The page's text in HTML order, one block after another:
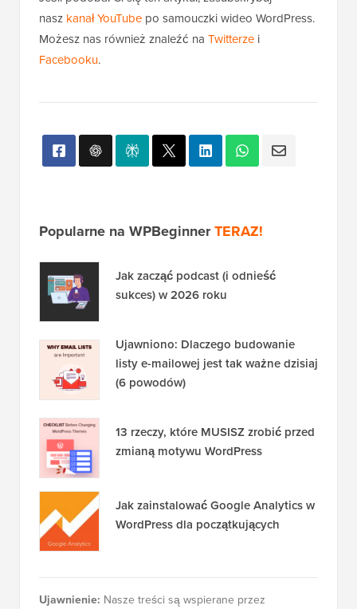
nasz kanał YouTube po samouczki wideo WordPress.
Możesz nas również znaleźć na Twitterze i
Facebooku.
Popularne na WPBeginnerTERAZ!
Jak zacząć podcast (i odnieść
sukces) w 2026 roku
Ujawniono: Dlaczego budowanie
listy e-mailowej jest tak ważne dzisiaj
(6 powodów)
13 rzeczy, które MUSISZ zrobić przed
zmianą motywu WordPress
Jak zainstalować Google Analytics w
WordPress dla początkujących
Ujawnienie: Nasze treści są wspierane przez